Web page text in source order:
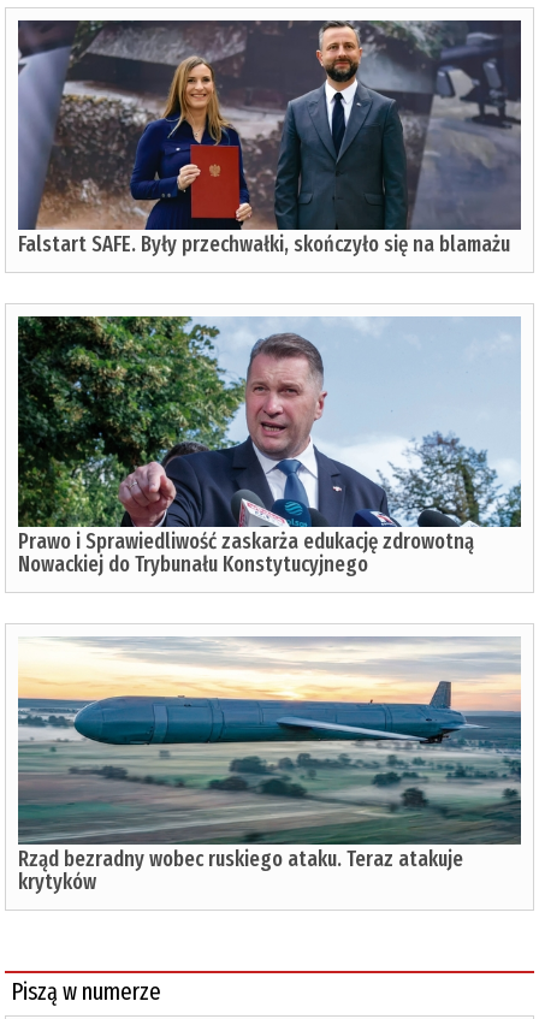
Falstart SAFE. Były przechwałki, skończyło się na blamażu
Prawo i Sprawiedliwość zaskarża edukację zdrowotną
Nowackiej do Trybunału Konstytucyjnego
Rząd bezradny wobec ruskiego ataku. Teraz atakuje
krytyków
Piszą w numerze